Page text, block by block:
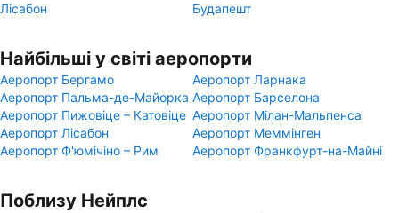
Лісабон
Будапешт
Найбільші у світі аеропорти
Аеропорт Бергамо
Аеропорт Ларнака
Аеропорт Пальма-де-Майорка Аеропорт Барселона
Аеропорт Пижовіце – Катовіце Аеропорт Мілан-Мальпенса
Аеропорт Лісабон
Аеропорт Меммінген
Аеропорт Ф'юмічіно – Рим
Аеропорт Франкфурт-на-Майні
Поблизу Нейплс